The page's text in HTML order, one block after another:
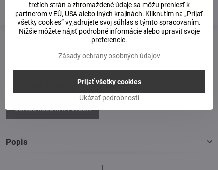
Do košíka
KATFINGER
Ako sa starať o nože?
Údržba nožů KATFINGER
Popis
tretích strán a zhromaždené údaje sa môžu preniesť k
partnerom v EÚ, USA alebo iných krajinách. Kliknutím na „Prijať
všetky cookies“ vyjadrujete svoj súhlas s týmto spracovaním.
Nižšie môžete nájsť podrobné informácie alebo upraviť svoje
preferencie.
Zásady ochrany osobných údajov
Ukázať podrobnosti
Prijať všetky cookies